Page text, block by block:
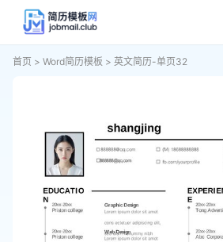
首页 > Word简历模板 > 英文简历-单页32